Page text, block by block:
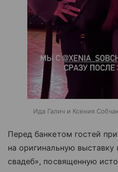
Ида Галич и Ксения
Перед банкетом гостей
на оригинальную
свадеб», посвященную